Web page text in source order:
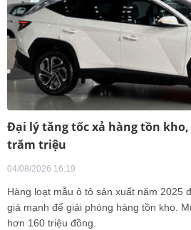
Đại lý tăng tốc xả hàng tồn kho,
trăm triệu
04/08/2026 16:19
Hàng loạt mẫu ô tô sản xuất năm 2025
giá mạnh để giải phóng hàng tồn kho.
hơn 160 triệu đồng.